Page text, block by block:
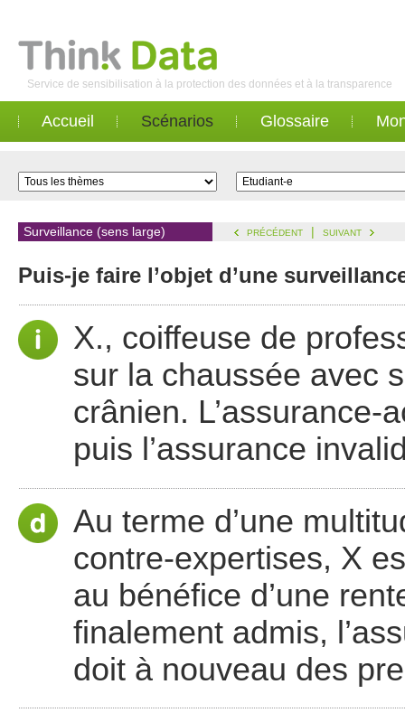
Service de sensibilisation à la protection des données et à la transparence
Accueil Scénarios Glossaire
Surveillance (sens large) PRÉCÉDENT | SUIVANT
Puis-je faire l’objet d’une
X., coiffeuse de
sur la chaussée avec
crânien. L’assurance-
puis l’assurance
Au terme d’une
contre-expertises, X
au bénéfice d’une
finalement admis,
doit à nouveau des